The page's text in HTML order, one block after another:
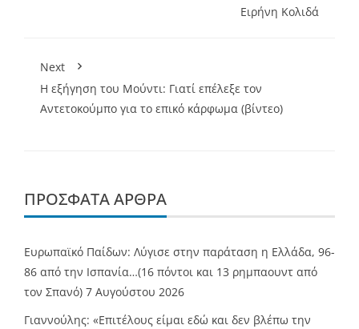
Ειρήνη Κολιδά
Next
Η εξήγηση του Μούντι: Γιατί επέλεξε τον
Αντετοκούμπο για το επικό κάρφωμα (βίντεο)
ΠΡΌΣΦΑΤΑ ΆΡΘΡΑ
Ευρωπαϊκό Παίδων: Λύγισε στην παράταση η Ελλάδα, 96-
86 από την Ισπανία…(16 πόντοι και 13 ρημπαουντ από
τον Σπανό) 7 Αυγούστου 2026
Γιαννούλης: «Επιτέλους είμαι εδώ και δεν βλέπω την